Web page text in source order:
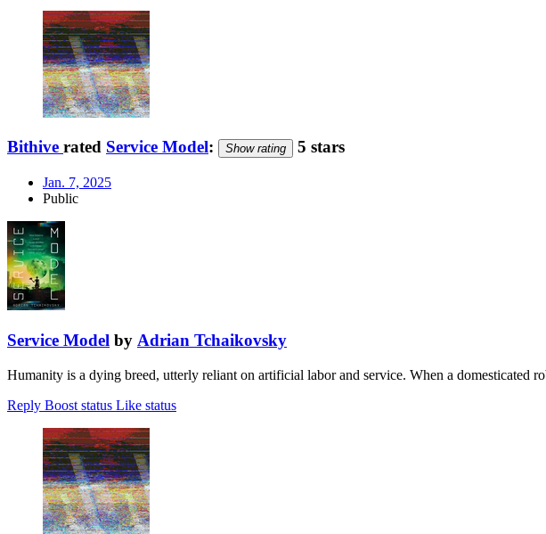
Bithive rated Service Model: Show rating 5 stars
Jan. 7, 2025
Public
Service Model by Adrian Tchaikovsky
Humanity is a dying breed, utterly reliant on artificial labor and service. When a domesticated
Reply Boost status Like status